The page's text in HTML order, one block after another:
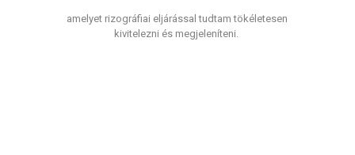
amelyet rizográfiai eljárással tudtam tökéletesen
kivitelezni és megjeleníteni.